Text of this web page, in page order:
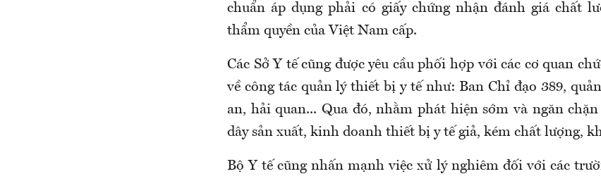
chuẩn áp dụng phải có giấy chứng nhận đánh giá chất
thẩm quyền của Việt Nam cấp.
Các Sở Y tế cũng được yêu cầuphối hợp với các cơ quan
về công tác quản lý thiết bị y tế như: Ban Chỉ đạo 389,
an, hải quan... Qua đó,nhằm phát hiện sớm và ngăn
dây sản xuất, kinh doanh thiết bị y tế giả, kém chất lượng,
Bộ Y tế cũng nhấn mạnh việc xử lý nghiêm đối với các